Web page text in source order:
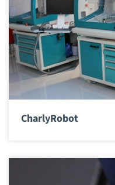
CharlyRobot